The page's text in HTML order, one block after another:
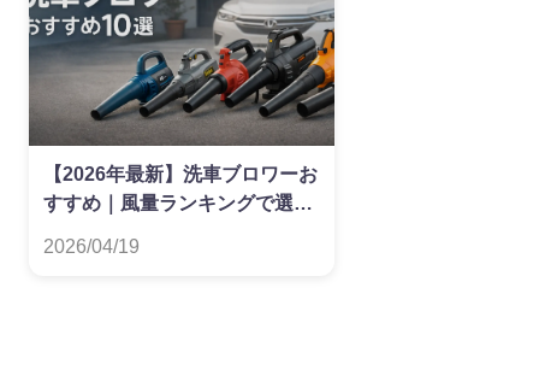
【2026年最新】洗車ブロワーお
すすめ｜風量ランキングで選ぶ
2026/04/19